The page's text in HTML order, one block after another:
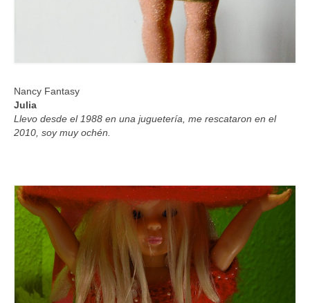
Nancy Fantasy
Julia
Llevo desde el 1988 en una juguetería, me rescataron en el
2010, soy muy ochén.